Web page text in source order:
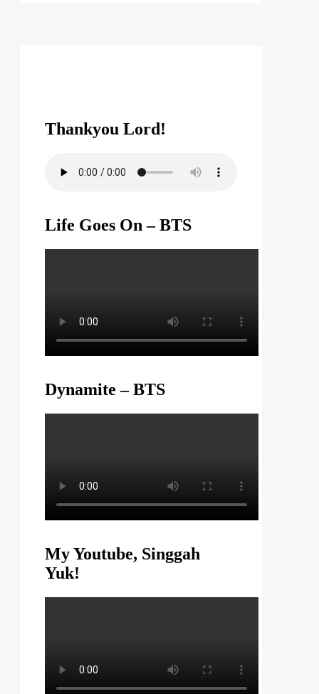
Thankyou Lord!
Life Goes On – BTS
Dynamite – BTS
My Youtube, Singgah
Yuk!